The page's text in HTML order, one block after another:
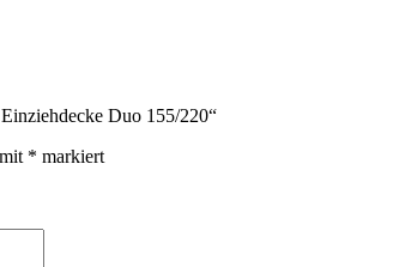
Duo 155/220“
* markiert